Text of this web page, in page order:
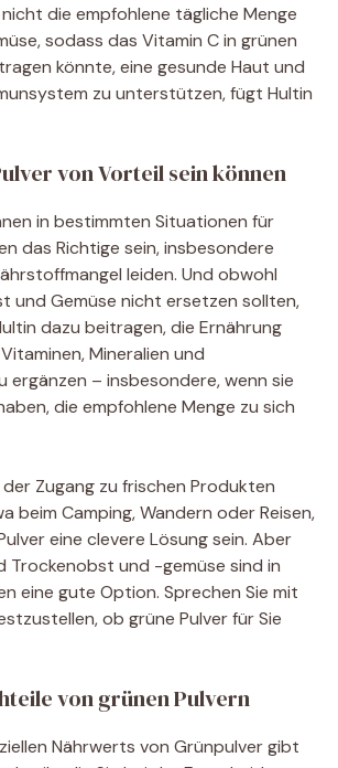
die empfohlene tägliche Menge
sodass das Vitamin C in grünen
könnte, eine gesunde Haut und
zu unterstützen, fügt Hultin
von Vorteil sein können
in bestimmten Situationen für
das Richtige sein, insbesondere
leiden. Und obwohl
und Gemüse nicht ersetzen sollten,
dazu beitragen, die Ernährung
Mineralien und
ergänzen – insbesondere, wenn sie
die empfohlene Menge zu sich
Zugang zu frischen Produkten
beim Camping, Wandern oder Reisen,
eine clevere Lösung sein. Aber
Trockenobst und -gemüse sind in
eine gute Option. Sprechen Sie mit
ob grüne Pulver für Sie
von grünen Pulvern
Nährwerts von Grünpulver gibt